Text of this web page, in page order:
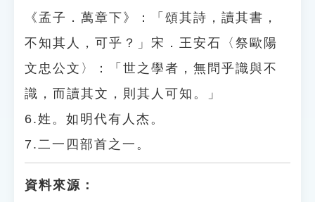
《孟子．萬章下》：「頌其詩，讀其書，
不知其人，可乎？」宋．王安石〈祭歐陽
文忠公文〉：「世之學者，無問乎識與不
識，而讀其文，則其人可知。」
6.姓。如明代有人杰。
7.二一四部首之一。
資料來源：